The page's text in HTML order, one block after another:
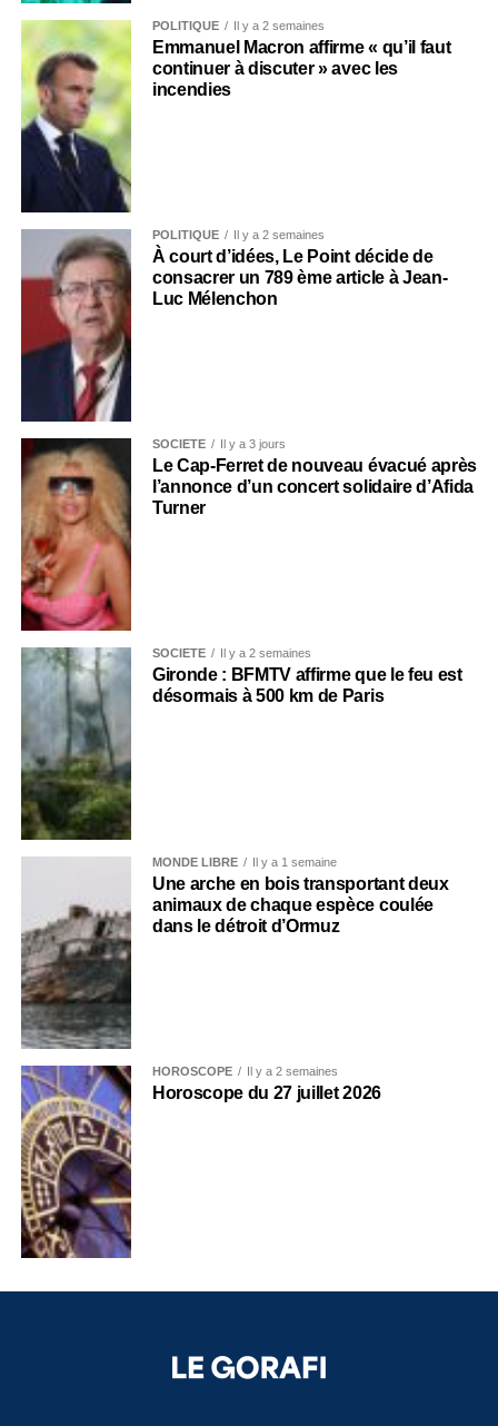
POLITIQUE Il y a 2 semaines
Emmanuel Macron affirme « qu’il faut
continuer à discuter » avec les
incendies
POLITIQUE Il y a 2 semaines
À court d’idées, Le Point décide de
consacrer un 789 ème article à Jean-
Luc Mélenchon
SOCIÉTÉ Il y a 3 jours
Le Cap-Ferret de nouveau évacué après
l’annonce d’un concert solidaire d’Afida
Turner
SOCIÉTÉ Il y a 2 semaines
Gironde : BFMTV affirme que le feu est
désormais à 500 km de Paris
MONDE LIBRE Il y a 1 semaine
Une arche en bois transportant deux
animaux de chaque espèce coulée
dans le détroit d’Ormuz
HOROSCOPE Il y a 2 semaines
Horoscope du 27 juillet 2026